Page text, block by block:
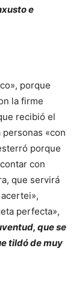
e
porque
la firme
recibió el
«con
porque
con
que servirá
perfecta»,
que se
tildó de muy